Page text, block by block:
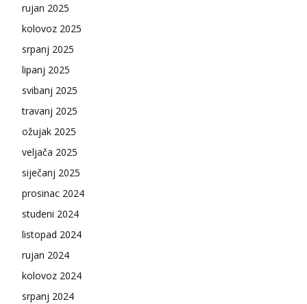
rujan 2025
kolovoz 2025
srpanj 2025
lipanj 2025
svibanj 2025
travanj 2025
ožujak 2025
veljača 2025
siječanj 2025
prosinac 2024
studeni 2024
listopad 2024
rujan 2024
kolovoz 2024
srpanj 2024